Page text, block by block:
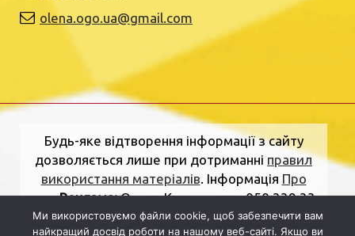
olena.ogo.ua@gmail.com
Будь-яке відтворення інформації з сайту
дозволяється лише при дотриманні правил
використання матеріалів. Інформація Про
нас.Реклама:Олена Копиця, тел. 050 339 33
34
olena.ogo.ua@gmail.com.Адреса
Ми використовуємо файли cookie, щоб забезпечити вам
найкращий досвід роботи на нашому веб-сайті. Якщо ви